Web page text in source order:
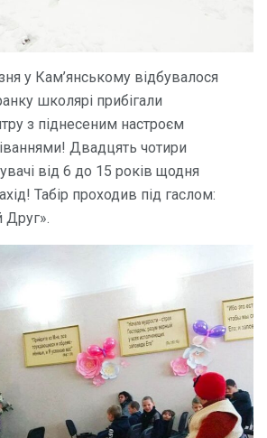
у Кам’янському відбувалося
школярі прибігали
з піднесеним настроєм
Двадцять чотири
від 6 до 15 років щодня
Табір проходив під гаслом:
Друг».